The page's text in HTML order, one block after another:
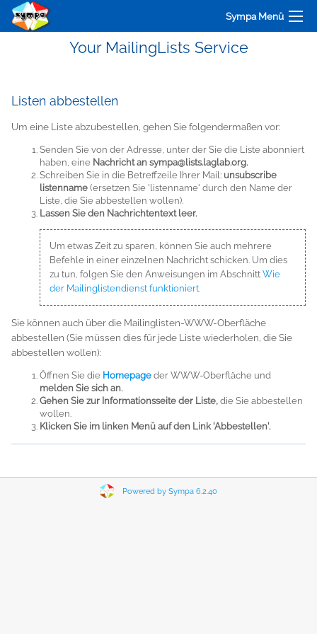
Sympa Menü
Your MailingLists Service
Listen abbestellen
Um eine Liste abzubestellen, gehen Sie folgendermaßen vor:
Senden Sie von der Adresse, unter der Sie die Liste abonniert
haben, eine Nachricht an sympa@lists.laglab.org.
Schreiben Sie in die Betreffzeile Ihrer Mail: unsubscribe
listenname (ersetzen Sie 'listenname' durch den Name der
Liste, die Sie abbestellen wollen).
Lassen Sie den Nachrichtentext leer.
Um etwas Zeit zu sparen, können Sie auch mehrere
Befehle in einer einzelnen Nachricht schicken. Um dies
zu tun, folgen Sie den Anweisungen im Abschnitt Wie
der Mailinglistendienst funktioniert.
Sie können auch über die Mailinglisten-WWW-Oberfläche
abbestellen (Sie müssen dies für jede Liste wiederholen, die Sie
abbestellen wollen):
Öffnen Sie die Homepage der WWW-Oberfläche und
melden Sie sich an.
Gehen Sie zur Informationsseite der Liste, die Sie abbestellen
wollen.
Klicken Sie im linken Menü auf den Link 'Abbestellen'.
Powered by Sympa 6.2.40